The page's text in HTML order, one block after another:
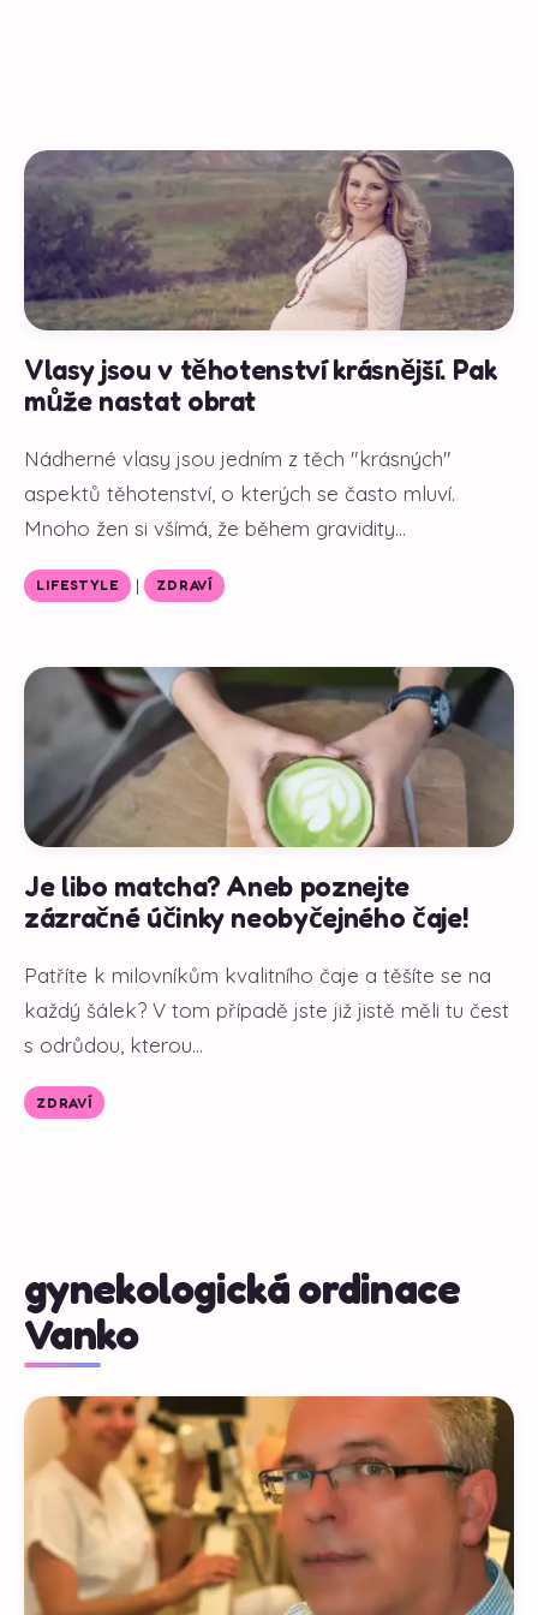
Vlasy jsou v těhotenství krásnější. Pak
může nastat obrat
Nádherné vlasy jsou jedním z těch "krásných"
aspektů těhotenství, o kterých se často mluví.
Mnoho žen si všímá, že během gravidity...
LIFESTYLE | ZDRAVÍ
Je libo matcha? Aneb poznejte
zázračné účinky neobyčejného čaje!
Patříte k milovníkům kvalitního čaje a těšíte se na
každý šálek? V tom případě jste již jistě měli tu čest
s odrůdou, kterou...
ZDRAVÍ
gynekologická ordinace
Vanko